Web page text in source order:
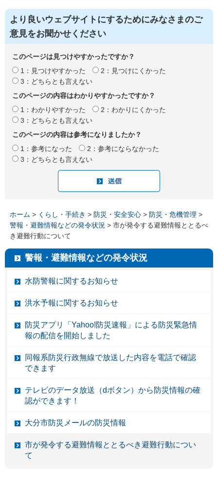
より良いウェブサイトにするためにみなさまのご
意見をお聞かせください
このページは見つけやすかったですか？
1：見つけやすかった
2：見つけにくかった
3：どちらとも言えない
このページの内容はわかりやすかったですか？
1：わかりやすかった
2：わかりにくかった
3：どちらとも言えない
このページの内容は参考になりましたか？
1：参考になった
2：参考にならなかった
3：どちらとも言えない
ホーム > くらし・手続き > 防災・安全安心 > 防災・危機管理 >
警報・避難情報などの発令状況 > 市が発令する避難情報ととるべ
き避難行動について
警報・避難情報などの発令状況
水防警報に関するお知らせ
洪水予報に関するお知らせ
防災アプリ「Yahoo!防災速報」による防災緊急情
報の配信を開始しました
同報系防災行政無線で放送した内容を電話で確認
できます
テレビのデータ放送（dボタン）から防災情報の確
認ができます！
大分市防災メールの防災情報
市が発令する避難情報ととるべき避難行動につい
て